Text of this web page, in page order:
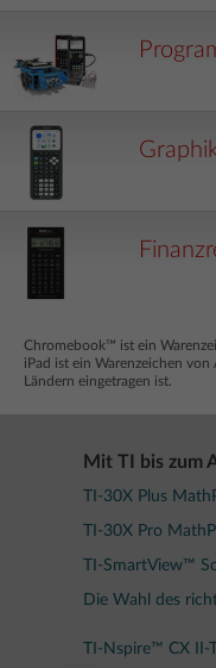
Chromebook™ ist ein
iPad ist ein Warenzeichen
Ländern eingetragen ist.
Mit TI bis zum
TI-30X Plus
TI-30X Pro
TI-SmartView™
Die Wahl des
TI-Nspire™ CX II-